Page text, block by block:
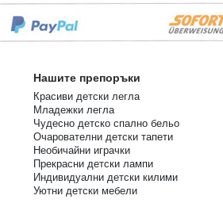
Нашите препоръки
Красиви детски легла
Младежки легла
Чудесно детско спално бельо
Очарователни детски тапети
Необичайни играчки
Прекрасни детски лампи
Индивидуални детски килими
Уютни детски мебели